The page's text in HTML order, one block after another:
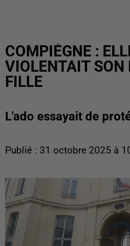
COMPIÈGNE :
VIOLENTAIT SON
FILLE
L'ado essayait de
Publié : 31 octobre 2025 à